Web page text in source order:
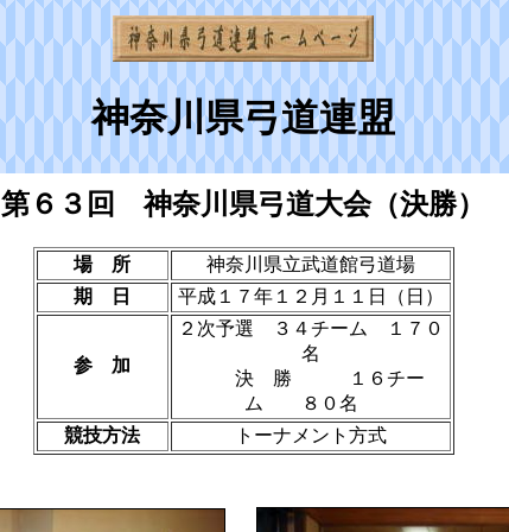
神奈川県弓道連盟
第６３回 神奈川県弓道大会（決勝）
場 所
神奈川県立武道館弓道場
期 日
平成１７年１２月１１日（日）
参 加
２次予選 ３４チーム １７０
名
決 勝 １６チー
ム ８０名
競技方法
トーナメント方式